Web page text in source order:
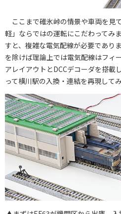
ここまで碓氷峠の情景や車両を見
軽」ならではの運転にこだわってみ
すと、複雑な電気配線が必要であり
を除けば理論上では電気配線はフィ
アレイアウトとDCCデコーダを搭載
って横川駅の入換・連結を再現して